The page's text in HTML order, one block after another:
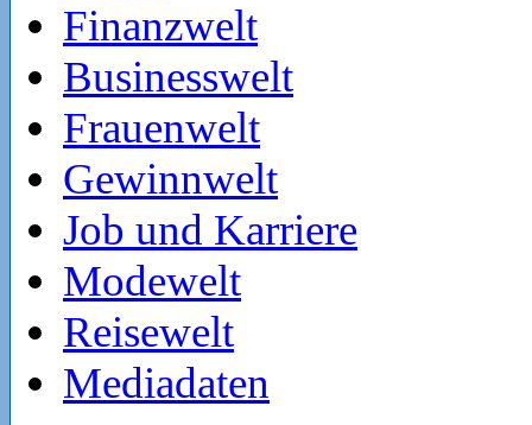
Finanzwelt
Businesswelt
Frauenwelt
Gewinnwelt
Job und Karriere
Modewelt
Reisewelt
Mediadaten